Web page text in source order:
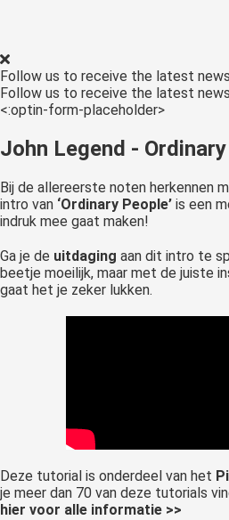
Follow us to receive the latest
Follow us to receive the latest
<:optin-form-placeholder>
John Legend -
Bij de allereerste noten herkennen
intro van ‘Ordinary People’ is een
indruk mee gaat maken!
Ga je de uitdaging aan dit intro te
beetje moeilijk, maar met de juiste
gaat het je zeker lukken.
Deze tutorial is onderdeel van het
je meer dan 70 van deze tutorials
hier voor alle informatie >>